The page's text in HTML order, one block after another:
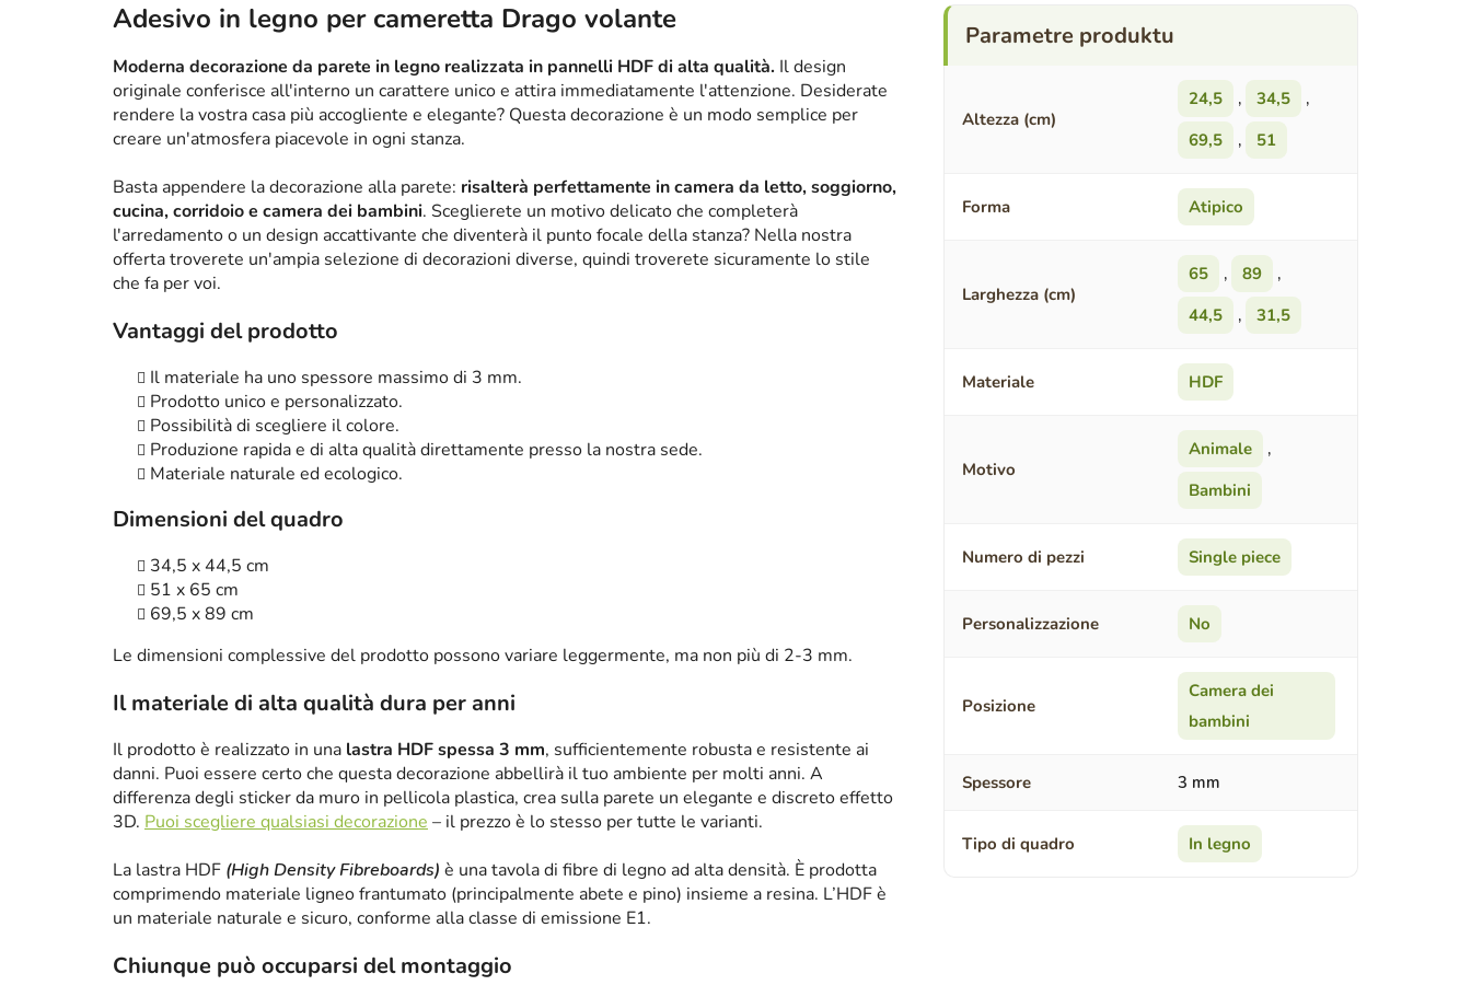
Adesivo in legno per cameretta Drago volante
Moderna decorazione da parete in legno realizzata in pannelli HDF di alta qualità. Il design
originale conferisce all'interno un carattere unico e attira immediatamente l'attenzione. Desiderate
rendere la vostra casa più accogliente e elegante? Questa decorazione è un modo semplice per
creare un'atmosfera piacevole in ogni stanza.
Basta appendere la decorazione alla parete: risalterà perfettamente in camera da letto, soggiorno,
cucina, corridoio e camera dei bambini. Sceglierete un motivo delicato che completerà
l'arredamento o un design accattivante che diventerà il punto focale della stanza? Nella nostra
offerta troverete un'ampia selezione di decorazioni diverse, quindi troverete sicuramente lo stile
che fa per voi.
Vantaggi del prodotto
Il materiale ha uno spessore massimo di 3 mm.
Prodotto unico e personalizzato.
Possibilità di scegliere il colore.
Produzione rapida e di alta qualità direttamente presso la nostra sede.
Materiale naturale ed ecologico.
Dimensioni del quadro
34,5 x 44,5 cm
51 x 65 cm
69,5 x 89 cm
Le dimensioni complessive del prodotto possono variare leggermente, ma non più di 2-3 mm.
Il materiale di alta qualità dura per anni
Il prodotto è realizzato in una lastra HDF spessa 3 mm, sufficientemente robusta e resistente ai
danni. Puoi essere certo che questa decorazione abbellirà il tuo ambiente per molti anni. A
differenza degli sticker da muro in pellicola plastica, crea sulla parete un elegante e discreto effetto
3D. Puoi scegliere qualsiasi decorazione – il prezzo è lo stesso per tutte le varianti.
La lastra HDF (High Density Fibreboards) è una tavola di fibre di legno ad alta densità. È prodotta
comprimendo materiale ligneo frantumato (principalmente abete e pino) insieme a resina. L’HDF è
un materiale naturale e sicuro, conforme alla classe di emissione E1.
Chiunque può occuparsi del montaggio
Altezza (cm)
24,5 , 34,5
,
69,5
, 51
Forma Atipico
Larghezza (cm)
65 , 89
,
44,5
, 31,5
Materiale HDF
Motivo
Animale
,
Bambini
Numero di pezzi Single piece
Personalizzazione No
Posizione
Camera dei
bambini
Spessore 3 mm
Tipo di quadro In legno